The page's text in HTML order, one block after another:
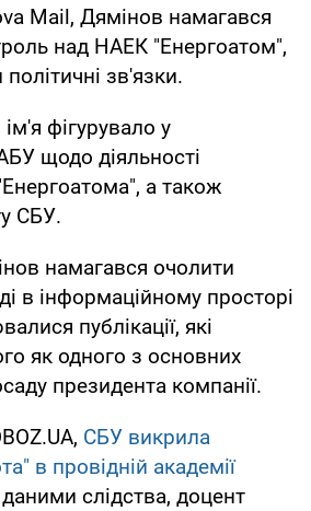
Mail, Дямінов намагався
над НАЕК "Енергоатом",
зв'язки.
фігурувало у
щодо діяльності
а також
СБУ.
намагався очолити
в інформаційному просторі
публікації, які
як одного з основних
президента компанії.
СБУ викрила
в провідній академії
слідства, доцент